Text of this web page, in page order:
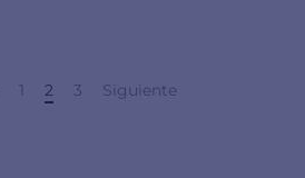
1 2 3 Siguiente